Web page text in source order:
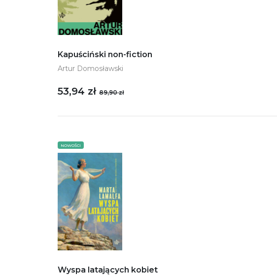
Kapuściński non-fiction
Artur Domosławski
53,94 zł 89,90 zł
NOWOŚCI
Wyspa latających kobiet